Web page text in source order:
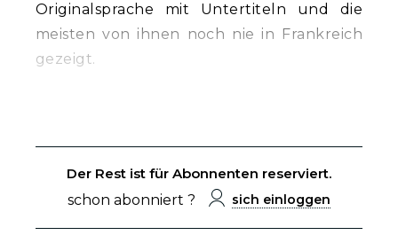
Originalsprache mit Untertiteln und die
meisten von ihnen noch nie in Frankreich
gezeigt.
Der Rest ist für Abonnenten reserviert.
schon abonniert ?
sich einloggen